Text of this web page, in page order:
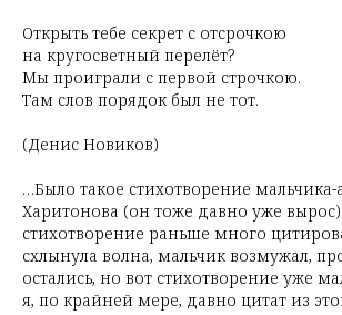
Открыть тебе секрет с отсрочкою
на кругосветный перелёт?
Мы проиграли с первой строчкою.
Там слов порядок был не тот.
(Денис Новиков)
…Было такое стихотворение мальчика-
Харитонова (он тоже давно уже
стихотворение раньше много
схлынула волна, мальчик возмужал,
остались, но вот стихотворение уже
я, по крайней мере, давно цитат из